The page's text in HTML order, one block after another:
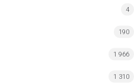
4
190
1 966
1 310